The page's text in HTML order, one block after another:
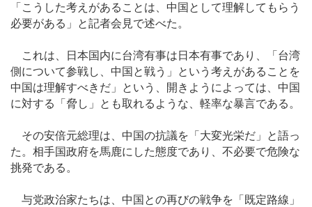
「こうした考えがあることは、中国として理解してもらう
必要がある」と記者会見で述べた。
これは、日本国内に台湾有事は日本有事であり、「台湾
側について参戦し、中国と戦う」という考えがあることを
中国は理解すべきだ」という、開きようによっては、中国
に対する「脅し」とも取れるような、軽率な暴言である。
その安倍元総理は、中国の抗議を「大変光栄だ」と語っ
た。相手国政府を馬鹿にした態度であり、不必要で危険な
挑発である。
与党政治家たちは、中国との再びの戦争を「既定路線」